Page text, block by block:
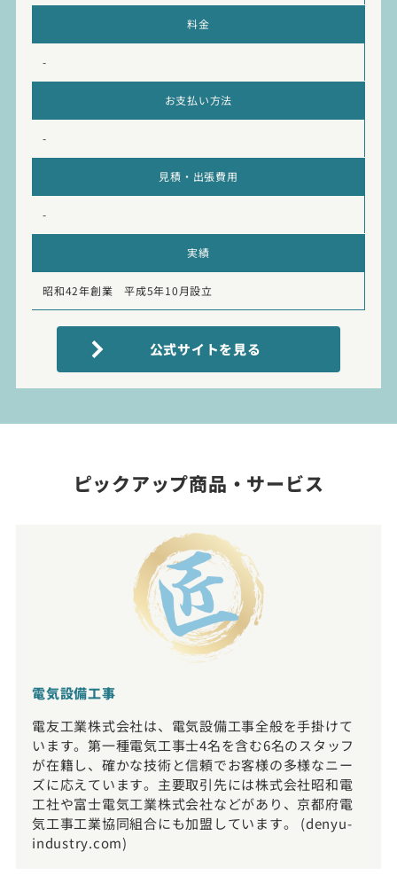
料金
-
お支払い方法
-
見積・出張費用
-
実績
昭和42年創業 平成5年10月設立
公式サイトを見る
ピックアップ商品・サービス
電気設備工事
電友工業株式会社は、電気設備工事全般を手掛けて
います。第一種電気工事士4名を含む6名のスタッフ
が在籍し、確かな技術と信頼でお客様の多様なニー
ズに応えています。主要取引先には株式会社昭和電
工社や富士電気工業株式会社などがあり、京都府電
気工事工業協同組合にも加盟しています。 (denyu-
industry.com)